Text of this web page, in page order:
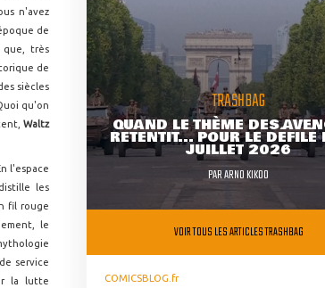
n'avez
de
que, très
de
siècles
qu'on
Waltz
l'espace
distille les
fil rouge
le
service
la lutte
TRASHBAG
QUAND LE THÈME DES
RETENTIT... POUR LE
JUILLET 2026
PARARNO KIKOO
VOIR TOUS LES ARTICLES TRASHBAG
COMICSBLOG.fr